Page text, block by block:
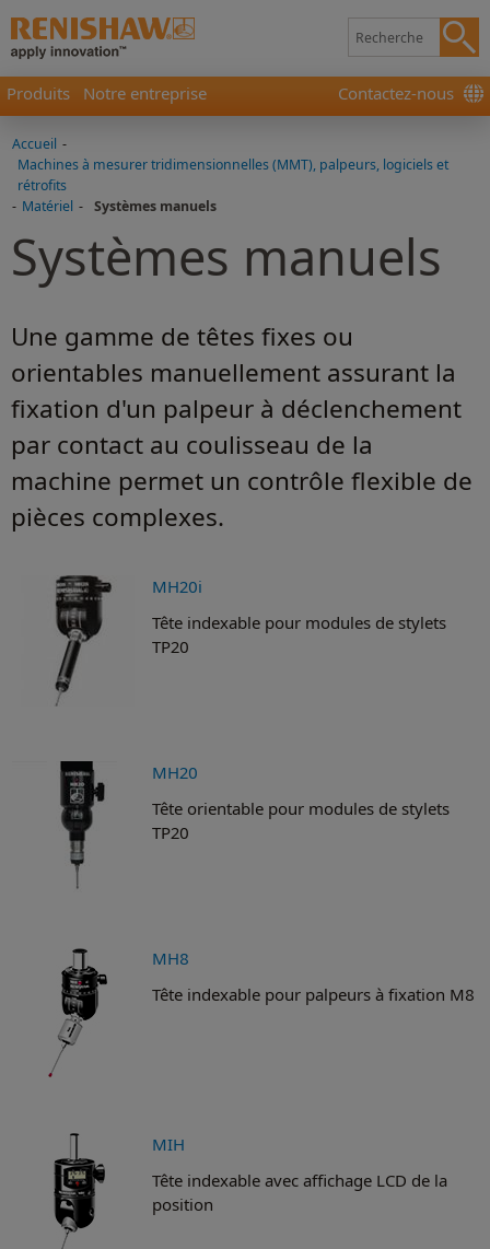
Produits Notre entreprise Contactez-nous
Accueil -
Machines à mesurer tridimensionnelles (MMT), palpeurs, logiciels et
rétrofits
- Matériel - Systèmes manuels
Systèmes manuels
Une gamme de têtes fixes ou
orientables manuellement assurant la
fixation d'un palpeur à déclenchement
par contact au coulisseau de la
machine permet un contrôle flexible de
pièces complexes.
MH20i
Tête indexable pour modules de stylets
TP20
MH20
Tête orientable pour modules de stylets
TP20
MH8
Tête indexable pour palpeurs à fixation M8
MIH
Tête indexable avec affichage LCD de la
position